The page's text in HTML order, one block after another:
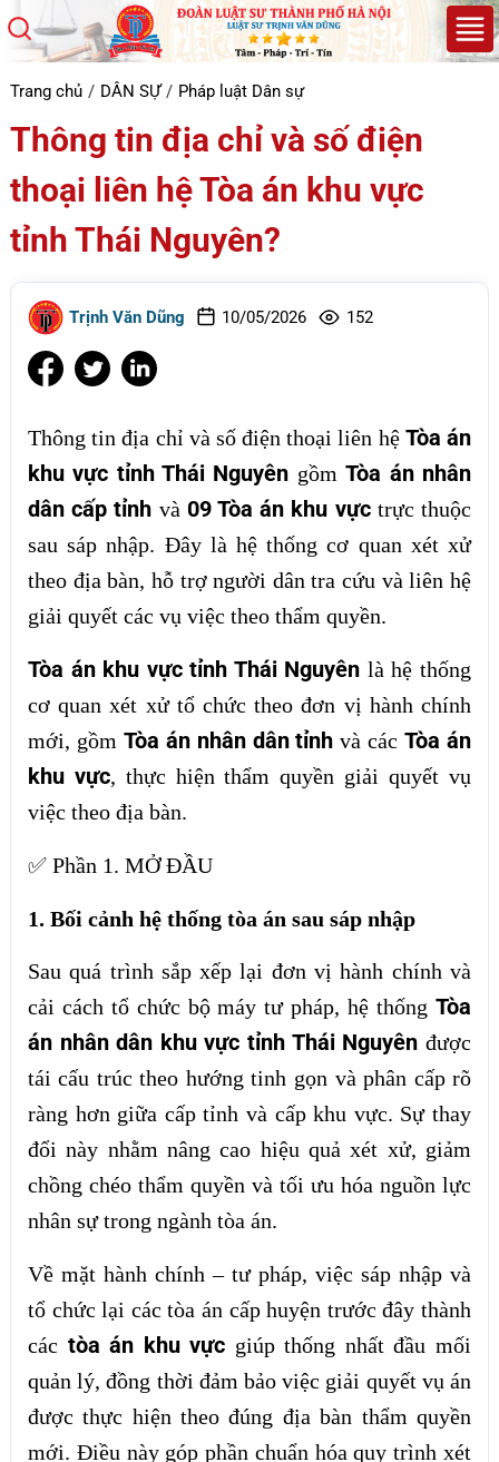
Trang chủ DÂN SỰ Pháp luật Dân sự
Thông tin địa chỉ và số điện
thoại liên hệ Tòa án khu vực
tỉnh Thái Nguyên?
Trịnh Văn Dũng 10/05/2026 152
Thông tin địa chỉ và số điện thoại liên hệ Tòa án
khu vực tỉnh Thái Nguyên gồmTòa án nhân
dân cấp tỉnh và 09 Tòa án khu vựctrực thuộc
sau sáp nhập. Đây là hệ thống cơ quan xét xử
theo địa bàn, hỗ trợ người dân tra cứu và liên hệ
giải quyết các vụ việc theo thẩm quyền.
Tòa án khu vực tỉnh Thái Nguyên là hệ thống
cơ quan xét xử tổ chức theo đơn vị hành chính
mới, gồm Tòa án nhân dân tỉnh và cácTòa án
khu vực, thực hiện thẩm quyền giải quyết vụ
việc theo địa bàn.
✅ Phần 1. MỞ ĐẦU
1. Bối cảnh hệ thống tòa án sau sáp nhập
Sau quá trình sắp xếp lại đơn vị hành chính và
cải cách tổ chức bộ máy tư pháp, hệ thốngTòa
án nhân dân khu vực tỉnh Thái Nguyên được
tái cấu trúc theo hướng tinh gọn và phân cấp rõ
ràng hơn giữa cấp tỉnh và cấp khu vực. Sự thay
đổi này nhằm nâng cao hiệu quả xét xử, giảm
chồng chéo thẩm quyền và tối ưu hóa nguồn lực
nhân sự trong ngành tòa án.
Về mặt hành chính – tư pháp, việc sáp nhập và
tổ chức lại các tòa án cấp huyện trước đây thành
các tòa án khu vực giúp thống nhất đầu mối
quản lý, đồng thời đảm bảo việc giải quyết vụ án
được thực hiện theo đúng địa bàn thẩm quyền
mới. Điều này góp phần chuẩn hóa quy trình xét